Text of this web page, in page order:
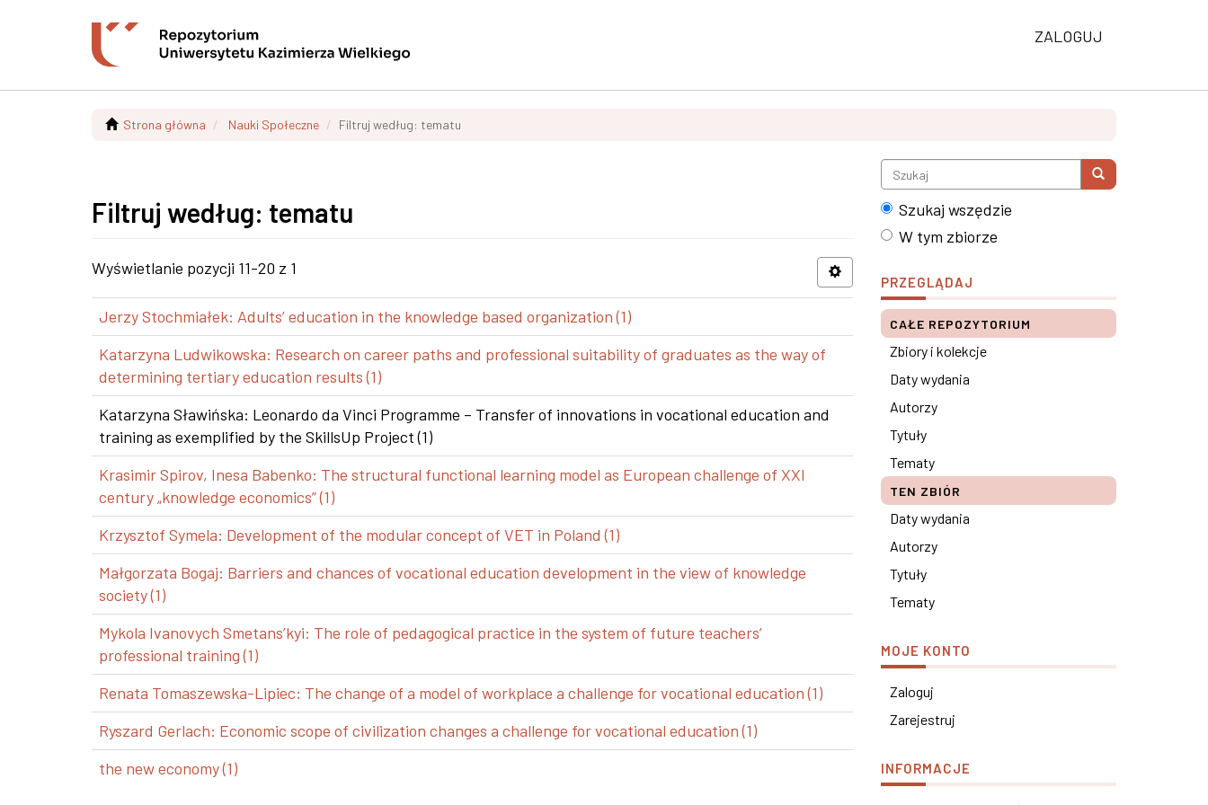
ZALOGUJ
Strona główna Nauki Społeczne Filtruj według: tematu
Filtruj według: tematu
Wyświetlanie pozycji 11-20 z 1
Jerzy Stochmiałek: Adults’ education in the knowledge based organization (1)
Katarzyna Ludwikowska: Research on career paths and professional suitability of graduates as the way of
determining tertiary education results (1)
Katarzyna Sławińska: Leonardo da Vinci Programme – Transfer of innovations in vocational education and
training as exemplified by the SkillsUp Project (1)
Krasimir Spirov, Inesa Babenko: The structural functional learning model as European challenge of XXI
century „knowledge economics” (1)
Krzysztof Symela: Development of the modular concept of VET in Poland (1)
Małgorzata Bogaj: Barriers and chances of vocational education development in the view of knowledge
society (1)
Mykola Ivanovych Smetans’kyi: The role of pedagogical practice in the system of future teachers’
professional training (1)
Renata Tomaszewska-Lipiec: The change of a model of workplace a challenge for vocational education (1)
Ryszard Gerlach: Economic scope of civilization changes a challenge for vocational education (1)
the new economy (1)
Szukaj wszędzie
W tym zbiorze
PRZEGLĄDAJ
CAŁE REPOZYTORIUM
Zbiory i kolekcje
Daty wydania
Autorzy
Tytuły
Tematy
TEN ZBIÓR
Daty wydania
Autorzy
Tytuły
Tematy
MOJE KONTO
Zaloguj
Zarejestruj
INFORMACJE